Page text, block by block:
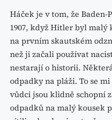
Háček je v tom, že
1907, když Hitler byl
na prvním skautském
než ji začali používat
nestarají o historii.
odpadky na pláži. To se
vůdci jsou klidně schopní
odpadků na malý kousek